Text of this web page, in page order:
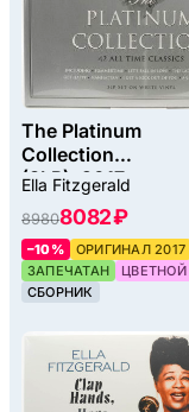
The Platinum
Collection
(3LP), 2017
Ella Fitzgerald
89808082 ₽
–10%
ОРИГИНАЛ 2017
ЗАПЕЧАТАН
ЦВЕТНОЙ
СБОРНИК